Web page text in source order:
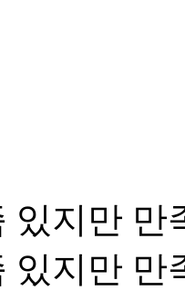
있지만 만
있지만 만